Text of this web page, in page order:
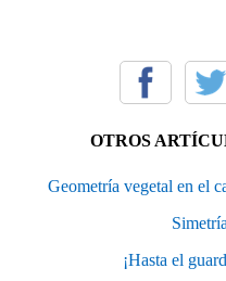
OTROS
Geometría vegetal en el
¡Hasta el